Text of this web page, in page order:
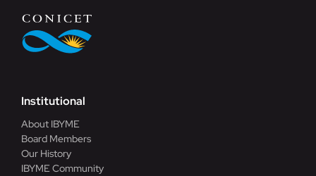
Institutional
About IBYME
Board Members
Our History
IBYME Community